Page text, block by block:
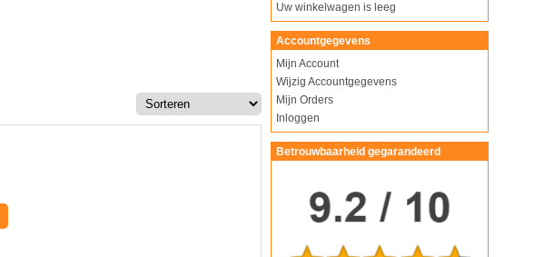
Uw winkelwagen is leeg
Accountgegevens
Mijn Account
Wijzig Accountgegevens
Mijn Orders
Inloggen
Betrouwbaarheid gegarandeerd